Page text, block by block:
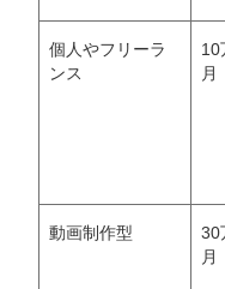
個人やフリーラ
ンス
10
月
動画制作型
30
月